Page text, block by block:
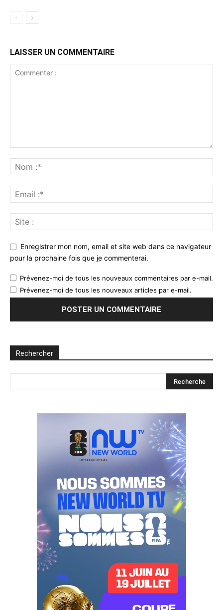
LAISSER UN COMMENTAIRE
Enregistrer mon nom, email et site web dans ce navigateur
pour la prochaine fois que je commenterai.
Prévenez-moi de tous les nouveaux commentaires par e-mail.
Prévenez-moi de tous les nouveaux articles par e-mail.
Rechercher